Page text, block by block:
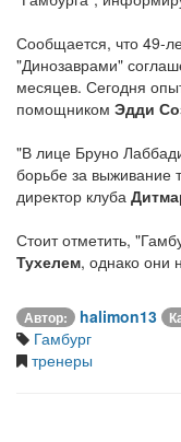
Сообщается, что 49-
"Динозаврами"
месяцев. Сегодня
помощником Эдди
"В лице Бруно
борьбе за выживание
директор клуба
Стоит отметить,
Тухелем, однако они
Автор: halimon13
Гамбург
тренеры